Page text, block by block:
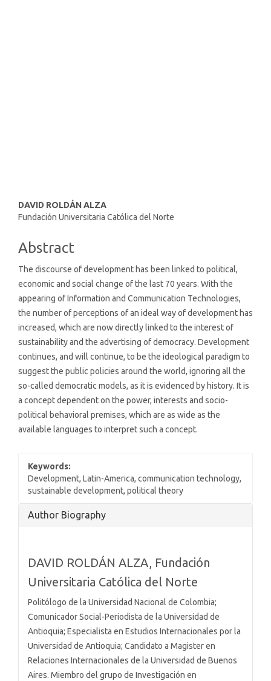
Main
Article
Content
DAVID ROLDÁN ALZA
Fundación Universitaria Católica del Norte
Abstract
The discourse of development has been linked to political,
economic and social change of the last 70 years. With the
appearing of Information and Communication Technologies,
the number of perceptions of an ideal way of development has
increased, which are now directly linked to the interest of
sustainability and the advertising of democracy. Development
continues, and will continue, to be the ideological paradigm to
suggest the public policies around the world, ignoring all the
so-called democratic models, as it is evidenced by history. It is
a concept dependent on the power, interests and socio-
political behavioral premises, which are as wide as the
available languages to interpret such a concept.
Keywords:
Development, Latin-America, communication technology,
sustainable development, political theory
Article
Author Biography
DAVID ROLDÁN ALZA, Fundación
Universitaria Católica del Norte
Politólogo de la Universidad Nacional de Colombia;
Comunicador Social-Periodista de la Universidad de
Antioquia; Especialista en Estudios Internacionales por la
Universidad de Antioquia; Candidato a Magister en
Relaciones Internacionales de la Universidad de Buenos
Aires. Miembro del grupo de Investigación en